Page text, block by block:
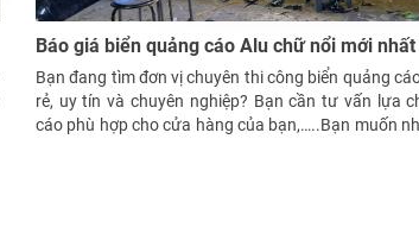
Báo giá biển quảng cáo Alu chữ nổi mới nhất
Bạn đang tìm đơn vị chuyên thi công biển quảng
rẻ, uy tín và chuyên nghiệp? Bạn cần tư vấn lựa
cáo phù hợp cho cửa hàng của bạn,…..Bạn muốn